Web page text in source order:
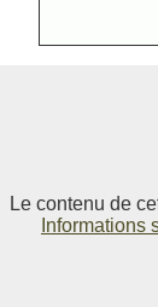
Le contenu de
Informations